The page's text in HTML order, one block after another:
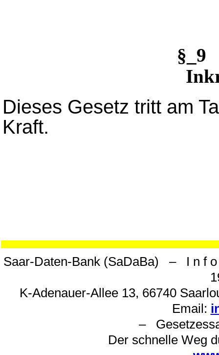
§_9
Dieses Gesetz tritt am
Kraft.
Saar-Daten-Bank (SaDaBa) – I n f
K-Adenauer-Allee 13, 66740
Email:
–
Der schnelle Weg